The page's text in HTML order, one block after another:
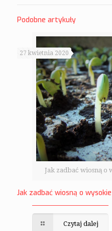
Podobne artykuły
Jak zadbać wiosną o
27 kwietnia 2020
Jak zadbać wiosną o
Czytaj dalej